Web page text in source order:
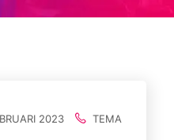
2023
TEMA